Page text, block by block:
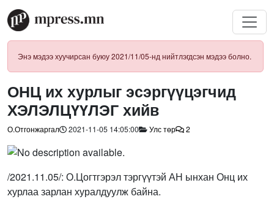
Энэ мэдээ хуучирсан буюу 2021/11/05-нд нийтлэгдсэн мэдээ болно.
ОНЦ их хурлыг эсэргүүцэгчид
ХЭЛЭЛЦҮҮЛЭГ хийв
О.Отгонжаргал 2021-11-05 14:05:00 Улс төр 2
/2021.11.05/: О.Цогтгэрэл тэргүүтэй АН ынхан Онц их
хурлаа зарлан хуралдуулж байна.